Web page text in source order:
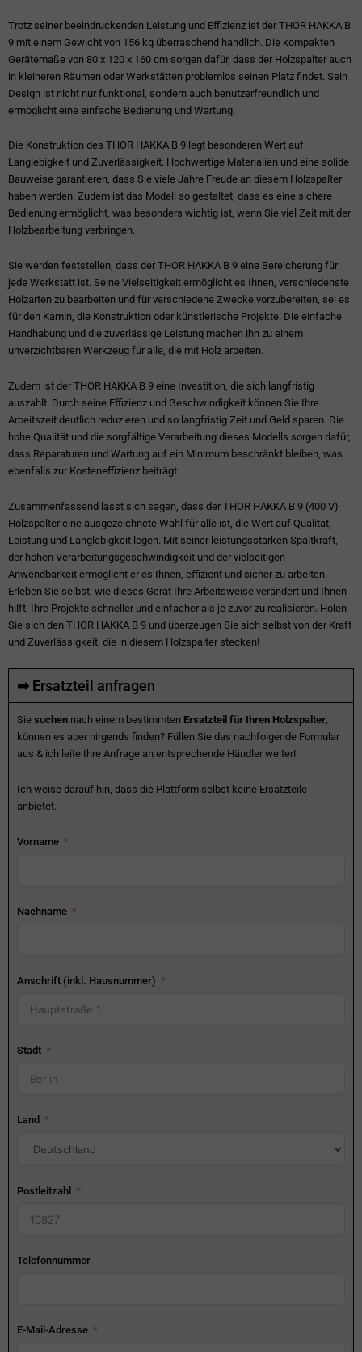
Trotz seiner beeindruckenden Leistung und Effizienz ist der THOR HAKKA B
9 mit einem Gewicht von 156 kg überraschend handlich. Die kompakten
Gerätemaße von 80 x 120 x 160 cm sorgen dafür, dass der Holzspalter auch
in kleineren Räumen oder Werkstätten problemlos seinen Platz findet. Sein
Design ist nicht nur funktional, sondern auch benutzerfreundlich und
ermöglicht eine einfache Bedienung und Wartung.
Die Konstruktion des THOR HAKKA B 9 legt besonderen Wert auf
Langlebigkeit und Zuverlässigkeit. Hochwertige Materialien und eine solide
Bauweise garantieren, dass Sie viele Jahre Freude an diesem Holzspalter
haben werden. Zudem ist das Modell so gestaltet, dass es eine sichere
Bedienung ermöglicht, was besonders wichtig ist, wenn Sie viel Zeit mit der
Holzbearbeitung verbringen.
Sie werden feststellen, dass der THOR HAKKA B 9 eine Bereicherung für
jede Werkstatt ist. Seine Vielseitigkeit ermöglicht es Ihnen, verschiedenste
Holzarten zu bearbeiten und für verschiedene Zwecke vorzubereiten, sei es
für den Kamin, die Konstruktion oder künstlerische Projekte. Die einfache
Handhabung und die zuverlässige Leistung machen ihn zu einem
unverzichtbaren Werkzeug für alle, die mit Holz arbeiten.
Zudem ist der THOR HAKKA B 9 eine Investition, die sich langfristig
auszahlt. Durch seine Effizienz und Geschwindigkeit können Sie Ihre
Arbeitszeit deutlich reduzieren und so langfristig Zeit und Geld sparen. Die
hohe Qualität und die sorgfältige Verarbeitung dieses Modells sorgen dafür,
dass Reparaturen und Wartung auf ein Minimum beschränkt bleiben, was
ebenfalls zur Kosteneffizienz beiträgt.
Zusammenfassend lässt sich sagen, dass der THOR HAKKA B 9 (400 V)
Holzspalter eine ausgezeichnete Wahl für alle ist, die Wert auf Qualität,
Leistung und Langlebigkeit legen. Mit seiner leistungsstarken Spaltkraft,
der hohen Verarbeitungsgeschwindigkeit und der vielseitigen
Anwendbarkeit ermöglicht er es Ihnen, effizient und sicher zu arbeiten.
Erleben Sie selbst, wie dieses Gerät Ihre Arbeitsweise verändert und Ihnen
hilft, Ihre Projekte schneller und einfacher als je zuvor zu realisieren. Holen
Sie sich den THOR HAKKA B 9 und überzeugen Sie sich selbst von der Kraft
und Zuverlässigkeit, die in diesem Holzspalter stecken!
➡ Ersatzteil anfragen
Sie suchen nach einem bestimmten Ersatzteil für Ihren Holzspalter,
können es aber nirgends finden? Füllen Sie das nachfolgende Formular
aus & ich leite Ihre Anfrage an entsprechende Händler weiter!
Ich weise darauf hin, dass die Plattform selbst keine Ersatzteile
anbietet.
Vorname
Nachname
Anschrift (inkl. Hausnummer)
Stadt
Land
Postleitzahl
Telefonnummer
E-Mail-Adresse